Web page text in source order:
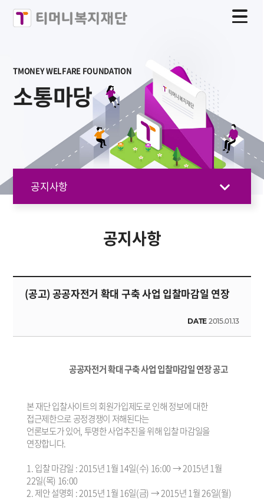
TMONEY WELFARE FOUNDATION
소통마당
공지사항
공지사항
(공고) 공공자전거 확대 구축 사업 입찰마감일 연장
DATE 2015.01.13
공공자전거 확대 구축 사업 입찰마감일 연장 공고
본 재단 입찰사이트의 회원가입제도로 인해 정보에 대한
접근제한으로 공정경쟁이 저해된다는
언론보도가 있어, 투명한 사업추진을 위해 입찰 마감일을
연장합니다.
1. 입찰 마감일 : 2015년 1월 14일(수) 16:00 → 2015년 1월
22일(목) 16:00
2. 제안 설명회 : 2015년 1월 16일(금) → 2015년 1월 26일(월)